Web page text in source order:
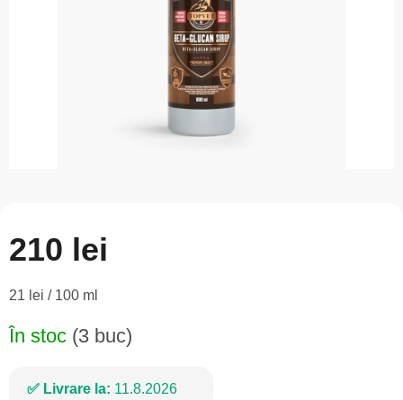
210 lei
Evaluare
21 lei / 100 ml
În stoc (3 buc)
Livrare la: 11.8.2026